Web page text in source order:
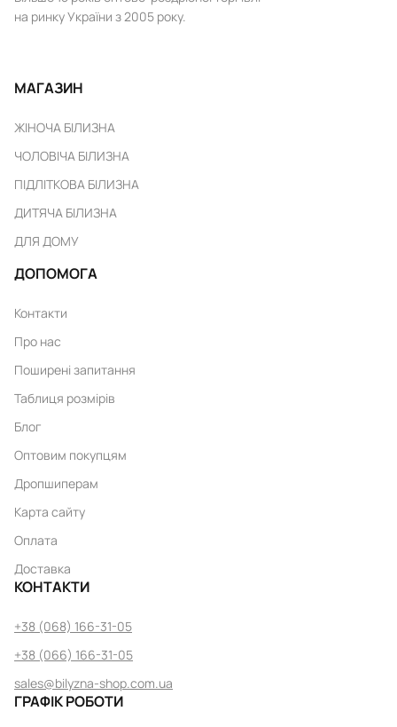
на ринку України з 2005 року.
МАГАЗИН
ЖІНОЧА БІЛИЗНА
ЧОЛОВІЧА БІЛИЗНА
ПІДЛІТКОВА БІЛИЗНА
ДИТЯЧА БІЛИЗНА
ДЛЯ ДОМУ
ДОПОМОГА
Контакти
Про нас
Поширені запитання
Таблиця розмірів
Блог
Оптовим покупцям
Дропшиперам
Карта сайту
Оплата
Доставка
КОНТАКТИ
+38 (068) 166-31-05
+38 (066) 166-31-05
sales@bilyzna-shop.com.ua
ГРАФІК РОБОТИ